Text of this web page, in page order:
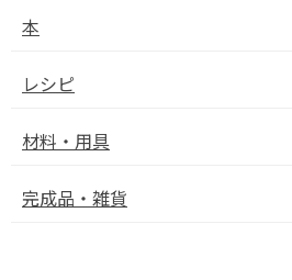
本
レシピ
材料・用具
完成品・雑貨